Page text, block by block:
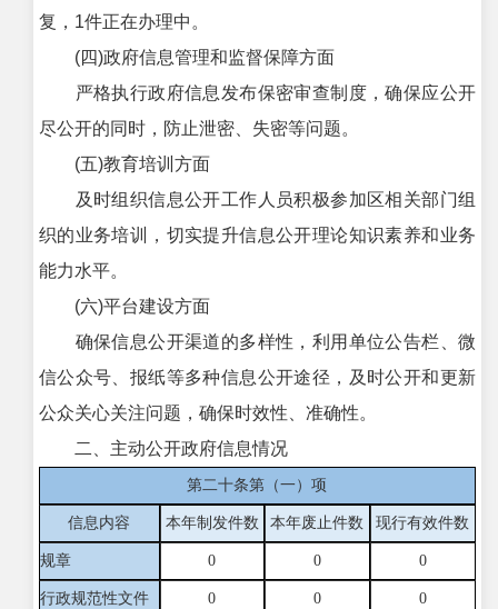
复，1件正在办理中。
(四)政府信息管理和监督保障方面
严格执行政府信息发布保密审查制度，确保应公开
尽公开的同时，防止泄密、失密等问题。
(五)教育培训方面
及时组织信息公开工作人员积极参加区相关部门组
织的业务培训，切实提升信息公开理论知识素养和业务
能力水平。
(六)平台建设方面
确保信息公开渠道的多样性，利用单位公告栏、微
信公众号、报纸等多种信息公开途径，及时公开和更新
公众关心关注问题，确保时效性、准确性。
二、主动公开政府信息情况
第二十条第（一）项
信息内容 本年制发件数 本年废止件数 现行有效件数
规章 0 0 0
行政规范性文件 0 0 0